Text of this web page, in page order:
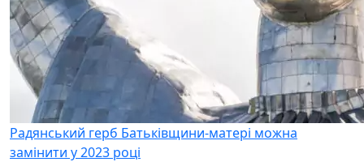
Радянський герб Батьківщини-матері можна
замінити у 2023 році